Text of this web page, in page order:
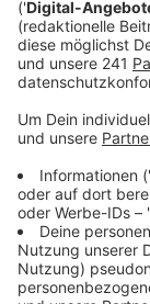
Veröffentlicht:
Anzeige
Dazu
Stehtische,
barrierefreie
Lan und